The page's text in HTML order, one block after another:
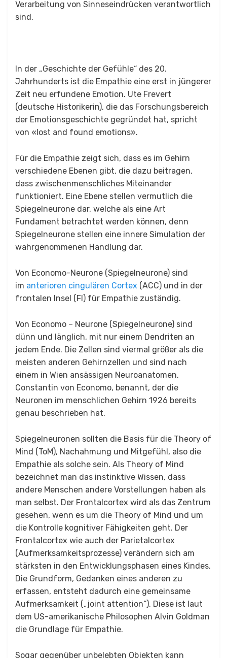
Verarbeitung von Sinneseindrücken verantwortlich
sind.
In der „Geschichte der Gefühle“ des 20.
Jahrhunderts ist die Empathie eine erst in jüngerer
Zeit neu erfundene Emotion. Ute Frevert
(deutsche Historikerin), die das Forschungsbereich
der Emotionsgeschichte gegründet hat, spricht
von «lost and found emotions».
Für die Empathie zeigt sich, dass es im Gehirn
verschiedene Ebenen gibt, die dazu beitragen,
dass zwischenmenschliches Miteinander
funktioniert. Eine Ebene stellen vermutlich die
Spiegelneurone dar, welche als eine Art
Fundament betrachtet werden können, denn
Spiegelneurone stellen eine innere Simulation der
wahrgenommenen Handlung dar.
Von​ Economo-​Neurone (Spiegelneurone) sind
im anterioren cingulären Cortex (ACC) und in der
frontalen Insel (FI) für Empathie zuständig.
Von Economo – Neurone (Spiegelneurone) sind
dünn und länglich, mit nur einem Dendriten an
jedem Ende. Die Zellen sind viermal größer als die
meisten anderen Gehirnzellen und sind nach
einem in Wien ansässigen Neuroanatomen,
Constantin von Economo, benannt, der die
Neuronen im menschlichen Gehirn 1926 bereits
genau beschrieben hat.
Spiegelneuronen sollten die Basis für die Theory of
Mind (ToM), Nachahmung und Mitgefühl, also die
Empathie als solche sein. Als Theory of Mind
bezeichnet man das instinktive Wissen, dass
andere Menschen andere Vorstellungen haben als
man selbst. Der Frontalcortex wird als das Zentrum
gesehen, wenn es um die Theory of Mind und um
die Kontrolle kognitiver Fähigkeiten geht. Der
Frontalcortex wie auch der Parietalcortex
(Aufmerksamkeitsprozesse) verändern sich am
stärksten in den Entwicklungsphasen eines Kindes.
Die Grundform, Gedanken eines anderen zu
erfassen, entsteht dadurch eine gemeinsame
Aufmerksamkeit („joint attention“). Diese ist laut
dem US-amerikanische Philosophen Alvin Goldman
die Grundlage für Empathie.
Sogar gegenüber unbelebten Objekten kann